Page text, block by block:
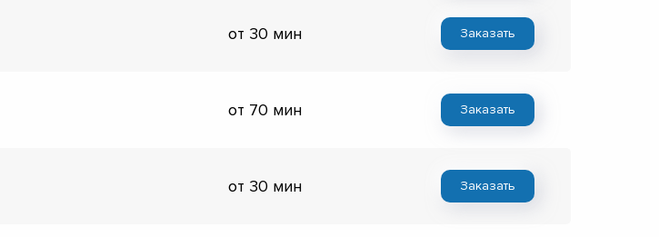
от 30 мин Заказать
от 70 мин Заказать
от 30 мин Заказать